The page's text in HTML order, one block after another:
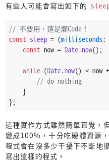
有些人可能會寫出如下的
// 不要用，這是爛Code！
const sleep = (milliseconds:
const now = Date.now();
while (Date.now() < now
// do nothing
    }
};
這種實作方式雖然簡單直覺，
變成100%，十分吃硬體資源
程式會在沒多少干擾下不斷地
寫出這樣的程式。